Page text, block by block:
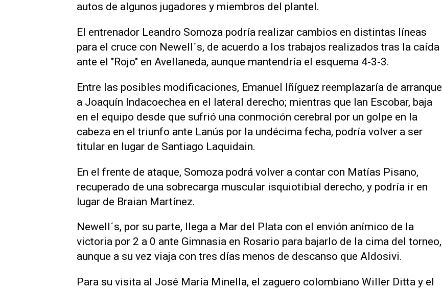
autos de algunos jugadores y miembros del plantel.
El entrenador Leandro Somoza podría realizar cambios en distintas líneas
para el cruce con Newell´s, de acuerdo a los trabajos realizados tras la caída
ante el "Rojo" en Avellaneda, aunque mantendría el esquema 4-3-3.
Entre las posibles modificaciones, Emanuel Iñíguez reemplazaría de arranque
a Joaquín Indacoechea en el lateral derecho; mientras que Ian Escobar, baja
en el equipo desde que sufrió una conmoción cerebral por un golpe en la
cabeza en el triunfo ante Lanús por la undécima fecha, podría volver a ser
titular en lugar de Santiago Laquidain.
En el frente de ataque, Somoza podrá volver a contar con Matías Pisano,
recuperado de una sobrecarga muscular isquiotibial derecho, y podría ir en
lugar de Braian Martínez.
Newell´s, por su parte, llega a Mar del Plata con el envión anímico de la
victoria por 2 a 0 ante Gimnasia en Rosario para bajarlo de la cima del torneo,
aunque a su vez viaja con tres días menos de descanso que Aldosivi.
Para su visita al José María Minella, el zaguero colombiano Willer Ditta y el